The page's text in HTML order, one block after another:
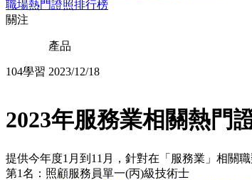
職場熱門證照排行榜
關注
104學習
產品
2023/12/18
2023年服務業相關熱門
提供今年度1月到11月，針對在「服務業」相關
第1名：照顧服務員單一(丙)級技術士